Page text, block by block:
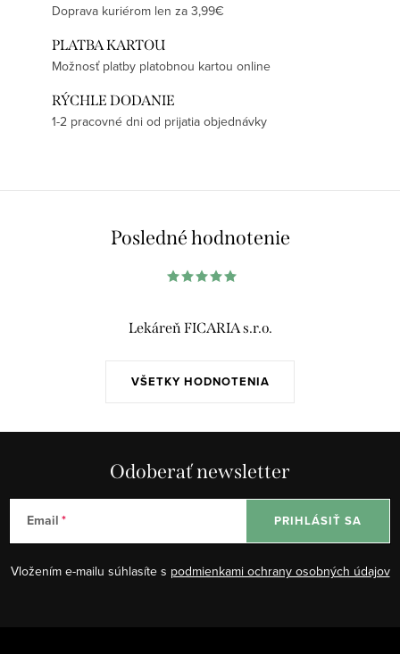
Doprava kuriérom len za 3,99€
PLATBA KARTOU
Možnosť platby platobnou kartou online
RÝCHLE DODANIE
1-2 pracovné dni od prijatia objednávky
Posledné hodnotenie
VŠETKY HODNOTENIA
Lekáreň FICARIA s.r.o.
Odoberať newsletter
Email
Vložením e-mailu súhlasíte s podmienkami ochrany osobných údajov
PRIHLÁSIŤ SA